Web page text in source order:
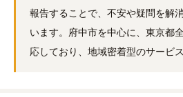
報告することで、不安や疑問を解
います。府中市を中心に、東京都
応しており、地域密着型のサービ